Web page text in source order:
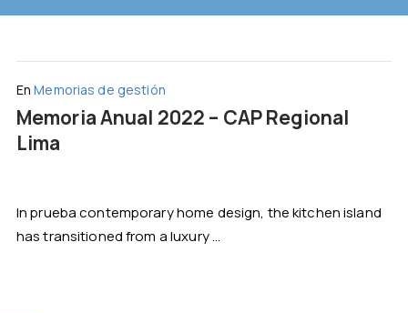
En Memorias de gestión
Memoria Anual 2022 – CAP Regional
Lima
In prueba contemporary home design, the kitchen island
has transitioned from a luxury ...